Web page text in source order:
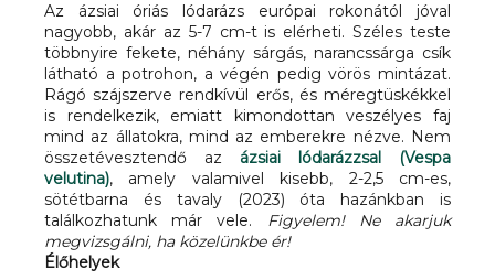
Az ázsiai óriás lódarázs európai rokonától jóval
nagyobb, akár az 5-7 cm-t is elérheti. Széles teste
többnyire fekete, néhány sárgás, narancssárga csík
látható a potrohon, a végén pedig vörös mintázat.
Rágó szájszerve rendkívül erős, és méregtüskékkel
is rendelkezik, emiatt kimondottan veszélyes faj
mind az állatokra, mind az emberekre nézve. Nem
összetévesztendő az ázsiai lódarázzsal (Vespa
velutina), amely valamivel kisebb, 2-2,5 cm-es,
sötétbarna és tavaly (2023) óta hazánkban is
találkozhatunk már vele.
Figyelem! Ne akarjuk
megvizsgálni, ha közelünkbe ér!
Élőhelyek